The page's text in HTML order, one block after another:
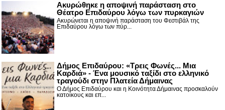
Ακυρώθηκε η αποψινή παράσταση στο
Θέατρο Επιδαύρου λόγω των πυρκαγιών
Ακυρώνεται η αποψινή παράσταση του Φεστιβάλ της
Επιδαύρου λόγω των πύρ...
Δήμος Επιδαύρου: «Τρεις Φωνές... Μια
Καρδιά» - Ένα μουσικό ταξίδι στο ελληνικό
τραγούδι στην Πλατεία Δήμαινας
Ο Δήμος Επιδαύρου και η Κοινότητα Δήμαινας προσκαλούν
κατοίκους και επ...